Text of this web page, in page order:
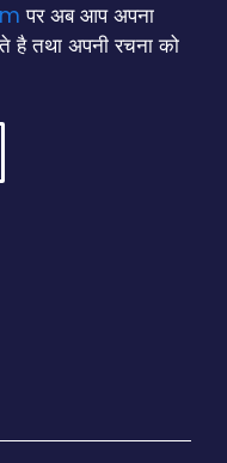
पर अब आप अपना
तथा अपनी रचना को